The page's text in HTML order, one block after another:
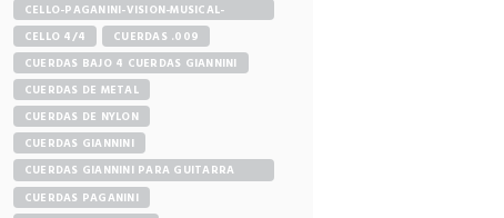
CELLO-PAGANINI-VISION-MUSICAL-
STORE
CELLO 4/4
CUERDAS .009
CUERDAS BAJO 4 CUERDAS GIANNINI
CUERDAS DE METAL
CUERDAS DE NYLON
CUERDAS GIANNINI
CUERDAS GIANNINI PARA GUITARRA
ELÉCTRICA
CUERDAS PAGANINI